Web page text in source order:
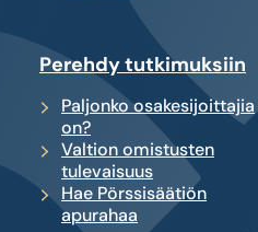
Perehdy tutkimuksiin
Paljonko osakesijoittajia
on?
Valtion omistusten
tulevaisuus
Hae Pörssisäätiön
apurahaa